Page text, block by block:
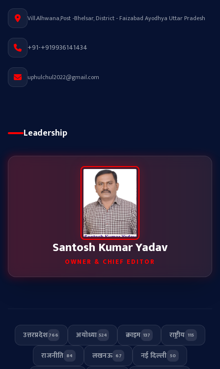
Vill.Alhwana,Post -Bhelsar, District - Faizabad Ayodhya Uttar Pradesh
+91-+919936141434
uphulchul2022@gmail.com
Leadership
Santosh Kumar Yadav
OWNER & CHIEF EDITOR
उत्तरप्रदेश766 अयोध्या 524 क्राइम 137 राष्ट्रीय 115
राजनीति 84 लखनऊ 67 नई दिल्ली 50